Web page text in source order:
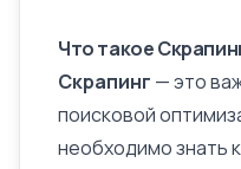
Что такое
Скрапинг — это
поисковой
необходимо знать